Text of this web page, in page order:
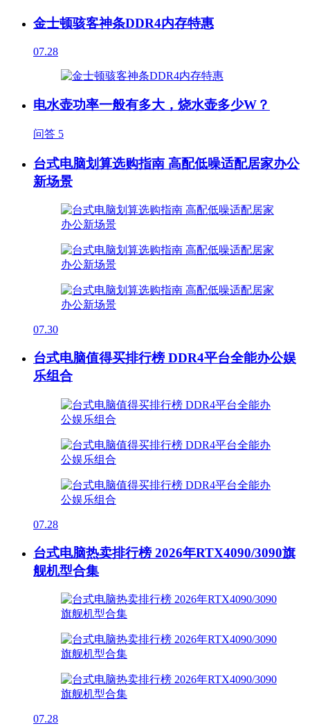
金士顿骇客神条DDR4内存特惠
07.28
电水壶功率一般有多大，烧水壶多少W？
问答 5
台式电脑划算选购指南 高配低噪适配居家办公
新场景
07.30
台式电脑值得买排行榜 DDR4平台全能办公娱
乐组合
07.28
台式电脑热卖排行榜 2026年RTX4090/3090旗
舰机型合集
07.28